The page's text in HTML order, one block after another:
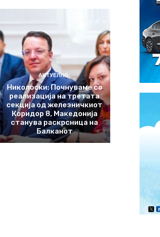
АКТУЕЛНО
Николоски: Почнуваме со
реализација на третата
секција од железничкиот
Коридор 8, Македонија
станува раскрсница на
Балканот